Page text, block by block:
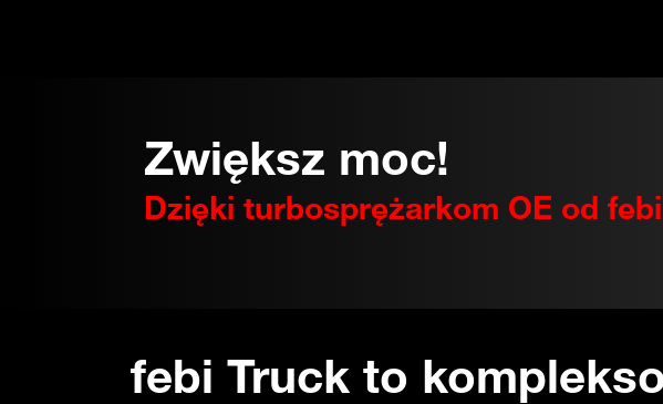
Zwiększ moc!
Dzięki turbosprężarkom OE od febi
febi Truck to